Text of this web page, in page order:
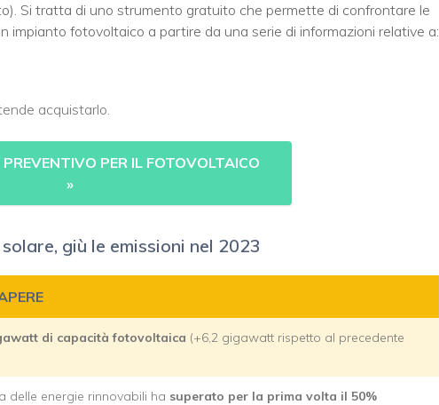
Si tratta di uno strumento gratuito che permette di confrontare le
impianto fotovoltaico a partire da una serie di informazioni relative a:
acquistarlo.
PER IL FOTOVOLTAICO
»
giù le emissioni nel 2023
di capacità fotovoltaica (+6,2 gigawatt rispetto al precedente
delle energie rinnovabili ha superato per la prima volta il 50%